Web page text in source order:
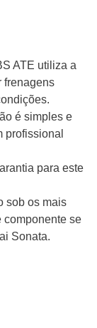
ATE utiliza a
frenagens
é simples e
profissional
para este
sob os mais
componente se
Sonata.